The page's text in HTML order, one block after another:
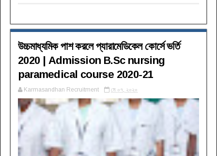
উচ্চমাধ্যমিক পাশ করলে প্যারামেডিকেল কোর্সে ভর্তি
2020 | Admission B.Sc nursing
paramedical course 2020-21
Karmasandhan Recruitment মে ০৭, ২০২০